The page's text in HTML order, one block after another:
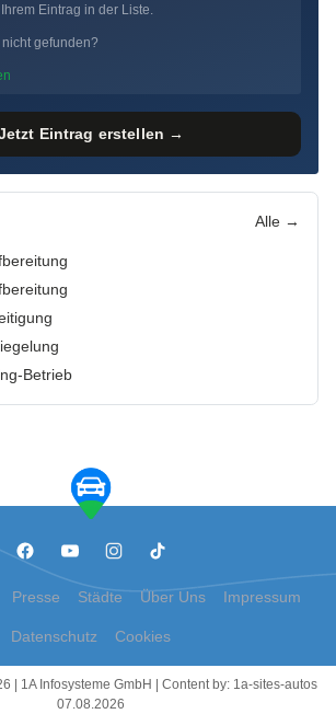
Eintrag in der Liste.
nicht gefunden?
Eintrag erstellen →
Alle →
Betrieb
Presse Städte Über Uns Impressum
Datenschutz Cookies
| 1A Infosysteme GmbH | Content by: 1a-sites-autos
07.08.2026